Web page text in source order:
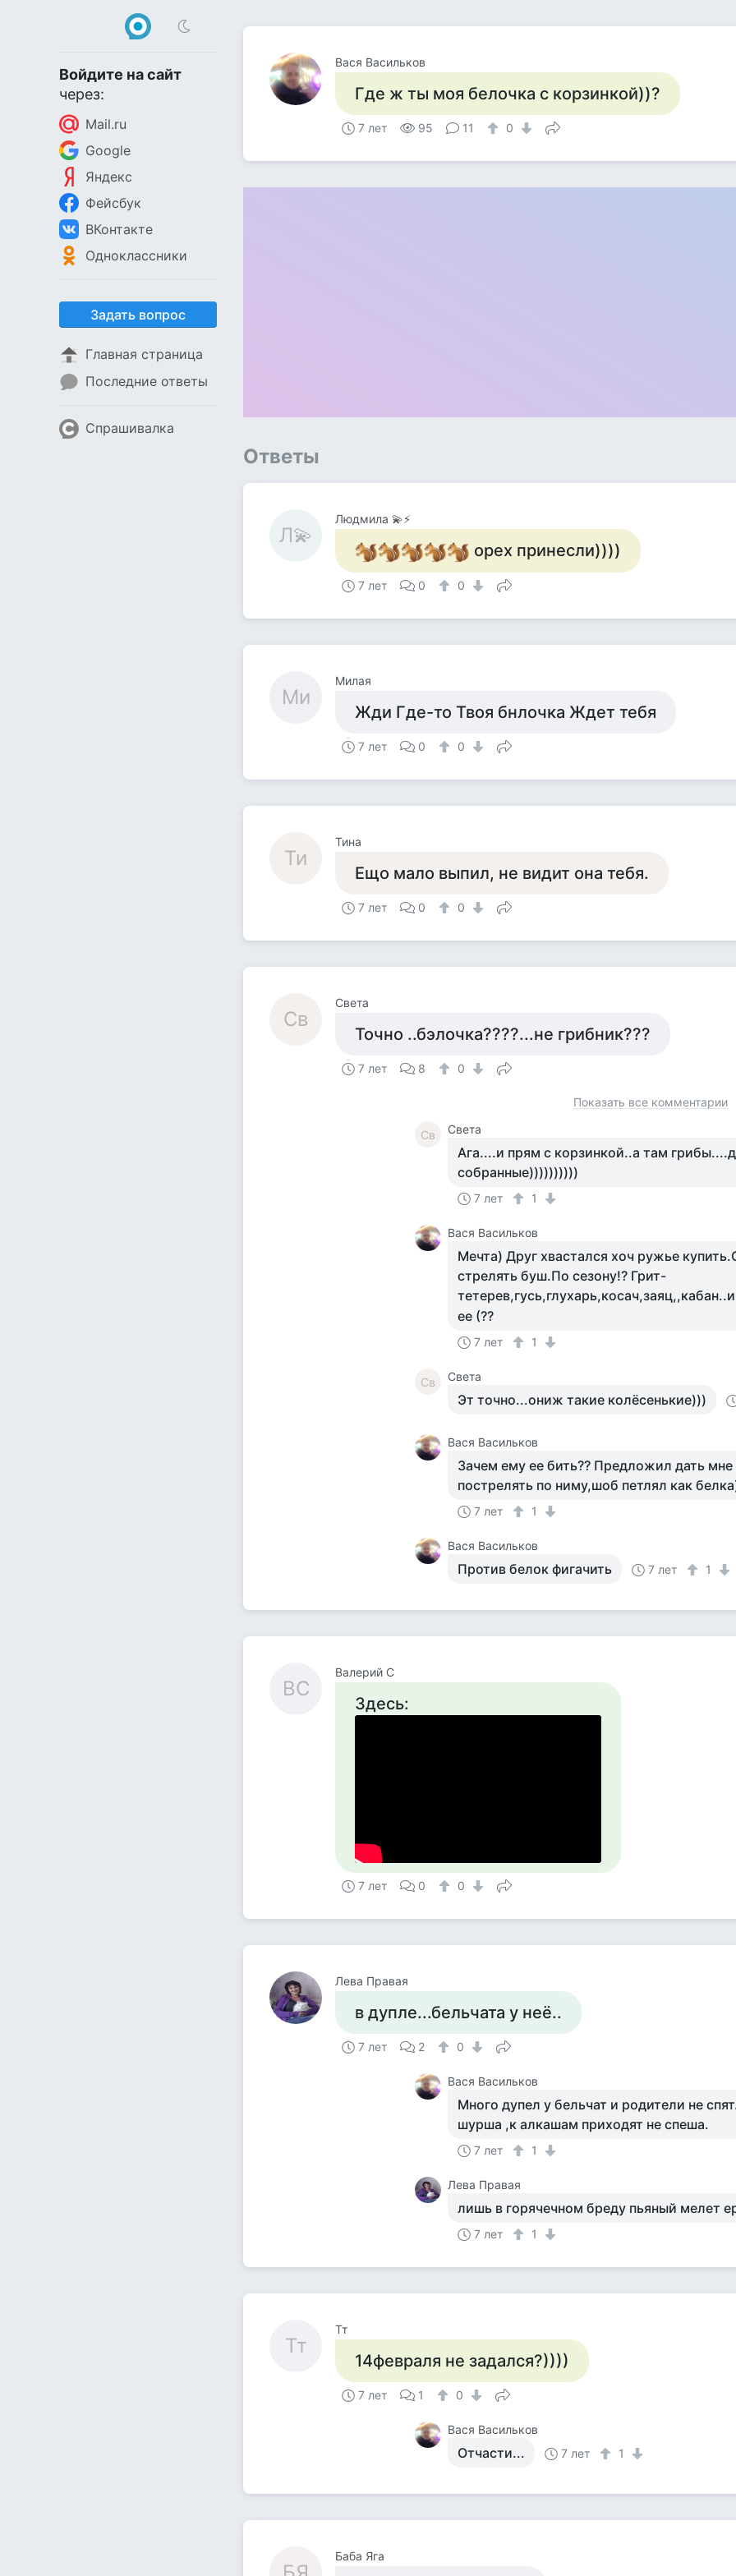
Войдите на сайт
через:
Mail.ru
Google
Яндекс
Фейсбук
ВКонтакте
Одноклассники
Задать вопрос
Главная страница
Последние ответы
Спрашивалка
Вася Васильков
Где ж ты моя белочка с корзинкой))?
7 лет 95 11 0
Ответы
Л💫
Людмила 💫⚡
орех принесли))))
7 лет 0 0
Ми
Милая
Жди Где-то Твоя бнлочка Ждет тебя
7 лет 0 0
Ти
Тина
Ещо мало выпил, не видит она тебя.
7 лет 0 0
Св
Света
Точно ..бэлочка????...не грибник???
7 лет 8 0
Показать все комментарии
Св Света
Ага....и прям с корзинкой..а там
собранные))))))))))
7 лет 1
Вася Васильков
Мечта) Друг хвастался хоч ружье
стрелять буш.По сезону!? Грит-
ее (??
7 лет 1
Св Света
Эт точно...ониж такие колёсенькие)))
Вася Васильков
Зачем ему ее бить?? Предложил дать
пострелять по ниму,шоб петлял как
7 лет 1
Вася Васильков
Против белок фигачить 7 лет 1
ВС
Валерий С
Здесь:
7 лет 0 0
Лева Правая
в дупле...бельчата у неё..
7 лет 2 0
Вася Васильков
Много дупел у бельчат и родители не
шурша ,к алкашам приходят не спеша.
7 лет 1
Лева Правая
лишь в горячечном бреду пьяный мелет
7 лет 1
Тт
Тт
14февраля не задался?))))
7 лет 1 0
Вася Васильков
Отчасти... 7 лет 1
Баба Яга